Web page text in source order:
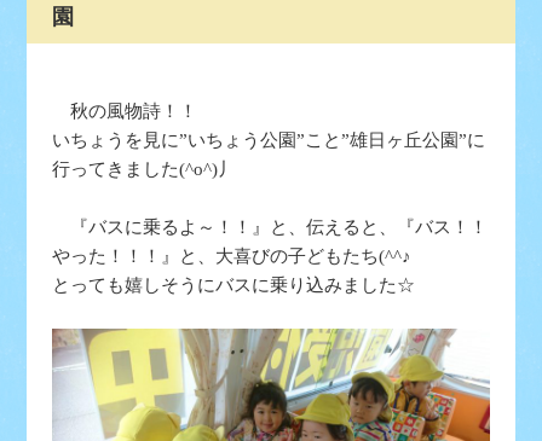
園
秋の風物詩！！
いちょうを見に”いちょう公園”こと”雄日ヶ丘公園”に
行ってきました(^o^)丿
『バスに乗るよ～！！』と、伝えると、『バス！！
やった！！！』と、大喜びの子どもたち(^^♪
とっても嬉しそうにバスに乗り込みました☆